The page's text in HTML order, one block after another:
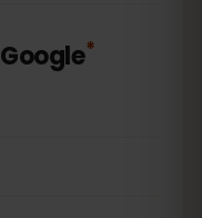
Google*